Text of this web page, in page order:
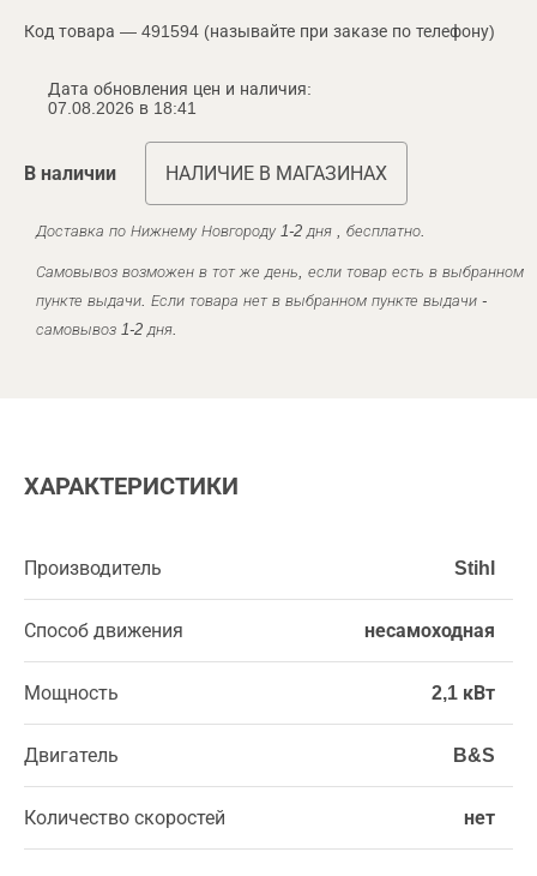
Код товара — 491594 (называйте при заказе по телефону)
Дата обновления цен и наличия:
07.08.2026 в 18:41
В наличии НАЛИЧИЕ В МАГАЗИНАХ
Доставка по Нижнему Новгороду 1-2 дня , бесплатно.
Самовывоз возможен в тот же день, если товар есть в выбранном
пункте выдачи. Если товара нет в выбранном пункте выдачи -
самовывоз 1-2 дня.
ХАРАКТЕРИСТИКИ
Производитель Stihl
Способ движения несамоходная
Мощность 2,1 кВт
Двигатель B&S
Количество скоростей нет